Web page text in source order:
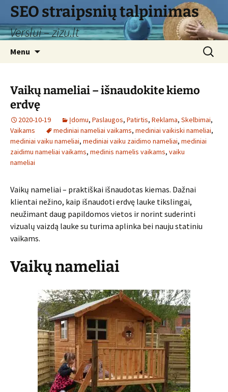
Skip
content
SEO straipsnių talpinimas
Verslui – zizu.lt
Menu
Search
for:
Vaikų nameliai – išnaudokite kiemo
erdvę
2020-10-19 Įdomu, Paslaugos, Patirtis, Reklama, Skelbimai,
Vaikams
mediniai nameliai vaikams, mediniai vaikiski nameliai,
mediniai vaiku nameliai, mediniai vaiku zaidimo nameliai, mediniai
zaidimu nameliai vaikams, medinis namelis vaikams, vaiku
nameliai
Vaikų nameliai – praktiškai išnaudotas kiemas. Dažnai
klientai nežino, kaip išnaudoti erdvę lauke tikslingai,
neužimant daug papildomos vietos ir norint suderinti
vizualų vaizdą lauke su turima aplinka bei nauju statiniu
vaikams.
Vaikų nameliai